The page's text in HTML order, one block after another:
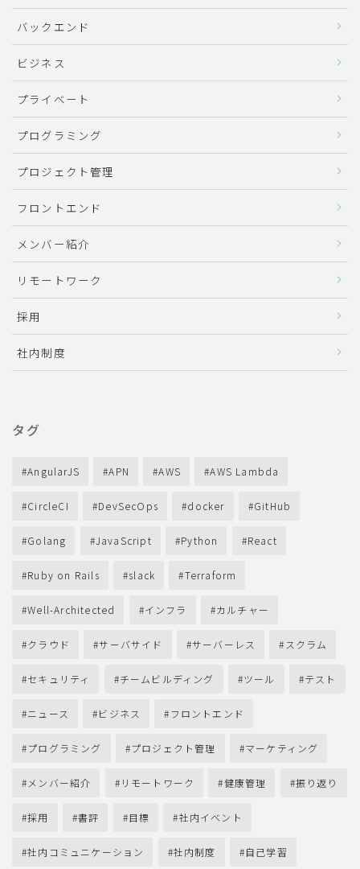
バックエンド
ビジネス
プライベート
プログラミング
プロジェクト管理
フロントエンド
メンバー紹介
リモートワーク
採用
社内制度
タグ
AngularJS APN AWS AWS Lambda
CircleCI DevSecOps docker GitHub
Golang JavaScript Python React
Ruby on Rails slack Terraform
Well-Architected インフラ カルチャー
クラウド サーバサイド サーバーレス スクラム
セキュリティ チームビルディング ツール テスト
ニュース ビジネス フロントエンド
プログラミング プロジェクト管理 マーケティング
メンバー紹介 リモートワーク 健康管理 振り返り
採用 書評 目標 社内イベント
社内コミュニケーション 社内制度 自己学習